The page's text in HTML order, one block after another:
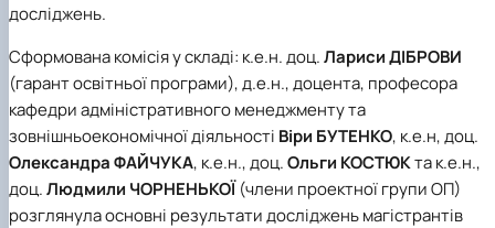
досліджень.
Сформована комісія у складі: к.е.н. доц.Лариси ДІБРОВИ
(гарант освітньої програми), д.е.н., доцента, професора
кафедри адміністративного менеджменту та
зовнішньоекономічної діяльності Віри БУТЕНКО, к.е.н, доц.
Олександра ФАЙЧУКА, к.е.н., доц.Ольги КОСТЮКта к.е.н.,
доц.Людмили ЧОРНЕНЬКОЇ(члени проектної групи ОП)
розглянула основні результати досліджень магістрантів